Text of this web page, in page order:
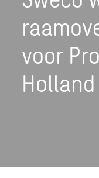
voor
Holland